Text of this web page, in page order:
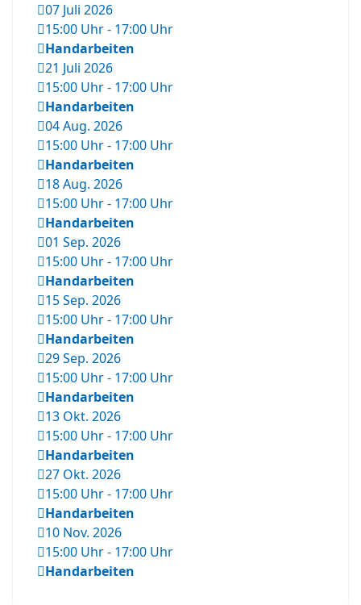
07 Juli 2026
15:00 Uhr- 17:00 Uhr
Handarbeiten
21 Juli 2026
15:00 Uhr- 17:00 Uhr
Handarbeiten
04 Aug. 2026
15:00 Uhr- 17:00 Uhr
Handarbeiten
18 Aug. 2026
15:00 Uhr- 17:00 Uhr
Handarbeiten
01 Sep. 2026
15:00 Uhr- 17:00 Uhr
Handarbeiten
15 Sep. 2026
15:00 Uhr- 17:00 Uhr
Handarbeiten
29 Sep. 2026
15:00 Uhr- 17:00 Uhr
Handarbeiten
13 Okt. 2026
15:00 Uhr- 17:00 Uhr
Handarbeiten
27 Okt. 2026
15:00 Uhr- 17:00 Uhr
Handarbeiten
10 Nov. 2026
15:00 Uhr- 17:00 Uhr
Handarbeiten